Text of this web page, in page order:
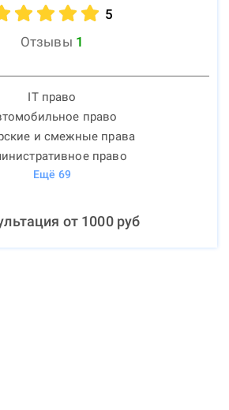
5
Отзывы 1
IT право
право
и смежные права
право
Ещё 69
от 1000руб